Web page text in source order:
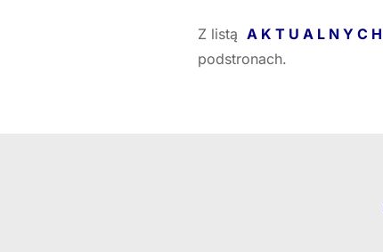
Z listą A K T U A L N Y C H
podstronach.